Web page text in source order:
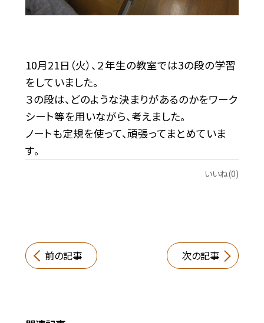
10月21日（火）、２年生の教室では3の段の学習
をしていました。
３の段は、どのような決まりがあるのかをワーク
シート等を用いながら、考えました。
ノートも定規を使って、頑張ってまとめていま
す。
いいね(0)
前の記事 次の記事